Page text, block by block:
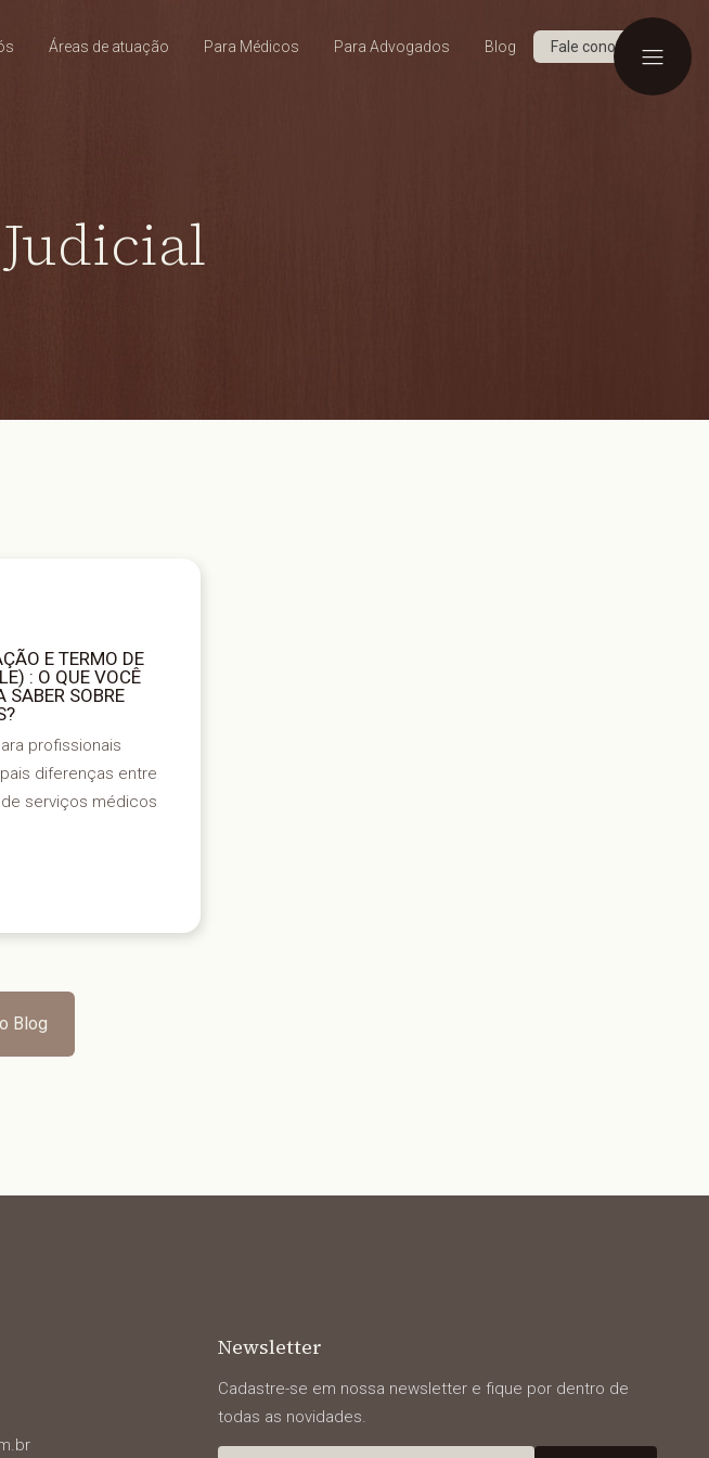
Áreas de atuação Para Médicos Para Advogados Blog Fale conosco
E TERMO DE
: O QUE VOCÊ
SABER SOBRE
profissionais
diferenças entre
serviços médicos
Blog
Newsletter
Cadastre-se em nossa newsletter e fique por dentro de
todas as novidades.